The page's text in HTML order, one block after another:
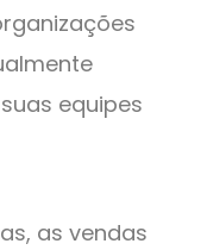
equipes
as vendas